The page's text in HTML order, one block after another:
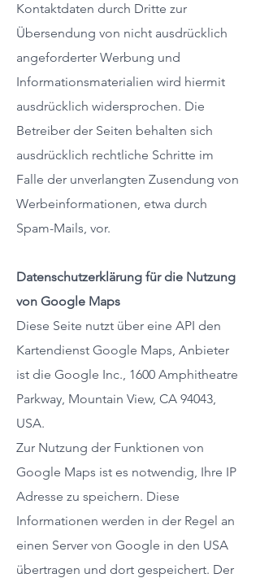
Kontaktdaten durch Dritte zur
Übersendung von nicht ausdrücklich
angeforderter Werbung und
Informationsmaterialien wird hiermit
ausdrücklich widersprochen. Die
Betreiber der Seiten behalten sich
ausdrücklich rechtliche Schritte im
Falle der unverlangten Zusendung von
Werbeinformationen, etwa durch
Spam-Mails, vor.
Datenschutzerklärung für die Nutzung
von Google Maps
Diese Seite nutzt über eine API den
Kartendienst Google Maps, Anbieter
ist die Google Inc., 1600 Amphitheatre
Parkway, Mountain View, CA 94043,
USA.
Zur Nutzung der Funktionen von
Google Maps ist es notwendig, Ihre IP
Adresse zu speichern. Diese
Informationen werden in der Regel an
einen Server von Google in den USA
übertragen und dort gespeichert. Der